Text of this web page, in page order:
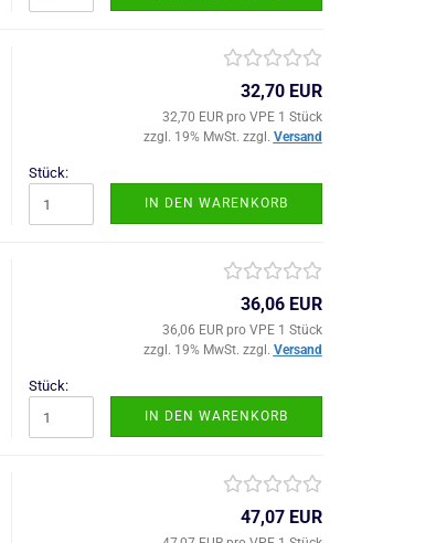
32,70 EUR
32,70 EUR pro VPE 1 Stück
zzgl. 19% MwSt. zzgl. Versand
Stück:
IN DEN WARENKORB
36,06 EUR
36,06 EUR pro VPE 1 Stück
zzgl. 19% MwSt. zzgl. Versand
Stück:
IN DEN WARENKORB
47,07 EUR